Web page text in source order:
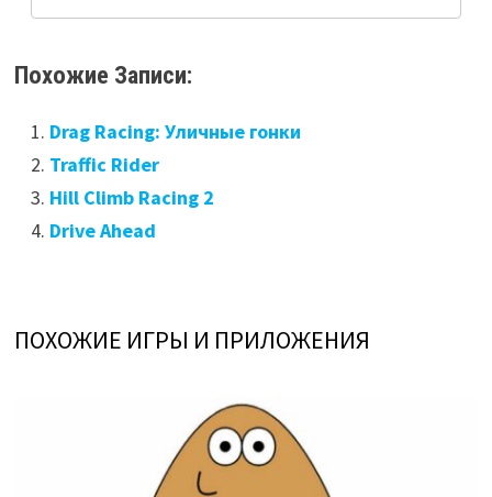
Похожие Записи:
Drag Racing: Уличные гонки
Traffic Rider
Hill Climb Racing 2
Drive Ahead
ПОХОЖИЕ ИГРЫ И ПРИЛОЖЕНИЯ